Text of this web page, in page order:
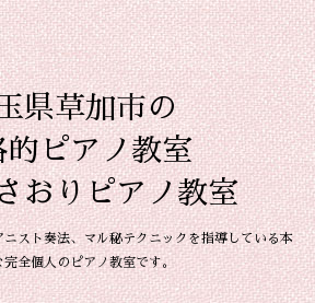
県草加市の
的ピアノ教室
おりピアノ教室
スト奏法、マル秘テクニックを指導している本
完全個人のピアノ教室です。